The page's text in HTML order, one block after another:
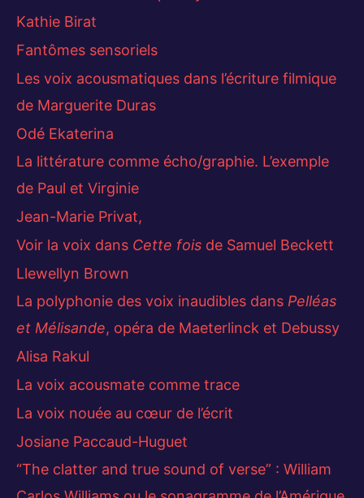
Kathie Birat
Fantômes sensoriels
Les voix acousmatiques dans l’écriture filmique
de Marguerite Duras
Odé Ekaterina
La littérature comme écho/graphie. L’exemple
de Paul et Virginie
Jean-Marie Privat,
Voir la voix dans Cette fois de Samuel Beckett
Llewellyn Brown
La polyphonie des voix inaudibles dans Pelléas
et Mélisande, opéra de Maeterlinck et Debussy
Alisa Rakul
La voix acousmate comme trace
La voix nouée au cœur de l’écrit
Josiane Paccaud-Huguet
“The clatter and true sound of verse” : William